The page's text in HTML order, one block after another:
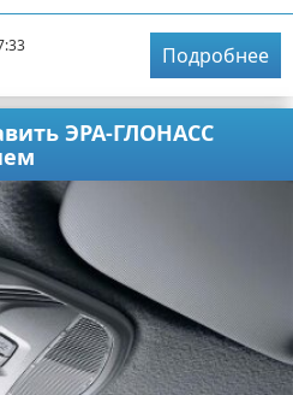
Подробнее
ЭРА-ГЛОНАСС